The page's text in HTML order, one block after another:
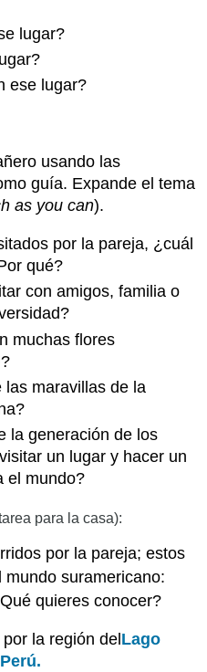
lugar?
ese lugar?
usando las
guía. Expande el tema
as you can).
por la pareja, ¿cuál
qué?
con amigos, familia o
muchas flores
las maravillas de la
la generación de los
un lugar y hacer un
el mundo?
para la casa):
por la pareja; estos
suramericano:
quieres conocer?
la región del Lago
Perú.